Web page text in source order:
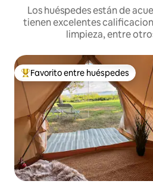
Los huéspedes están de
tienen excelentes
limpieza, entre
De los mejores en Favorito entre
Favorito entre huéspedes